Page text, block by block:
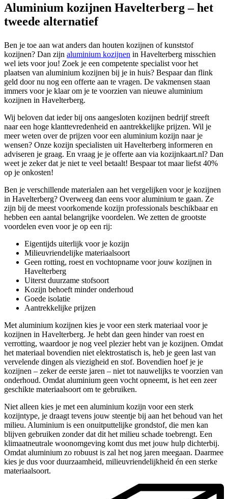
Aluminium kozijnen Havelterberg – het
tweede alternatief
Ben je toe aan wat anders dan houten kozijnen of kunststof
kozijnen? Dan zijn aluminium kozijnen in Havelterberg misschien
wel iets voor jou! Zoek je een competente specialist voor het
plaatsen van aluminium kozijnen bij je in huis? Bespaar dan flink
geld door nu nog een offerte aan te vragen. De vakmensen staan
immers voor je klaar om je te voorzien van nieuwe aluminium
kozijnen in Havelterberg.
Wij beloven dat ieder bij ons aangesloten kozijnen bedrijf streeft
naar een hoge klanttevredenheid en aantrekkelijke prijzen. Wil je
meer weten over de prijzen voor een aluminium kozijn naar je
wensen? Onze kozijn specialisten uit Havelterberg informeren en
adviseren je graag. En vraag je je offerte aan via kozijnkaart.nl? Dan
weet je zeker dat je niet te veel betaalt! Bespaar tot maar liefst 40%
op je onkosten!
Ben je verschillende materialen aan het vergelijken voor je kozijnen
in Havelterberg? Overweeg dan eens voor aluminium te gaan. Ze
zijn bij de meest voorkomende kozijn professionals beschikbaar en
hebben een aantal belangrijke voordelen. We zetten de grootste
voordelen even voor je op een rij:
Eigentijds uiterlijk voor je kozijn
Milieuvriendelijke materiaalsoort
Geen rotting, roest en vochtopname voor jouw kozijnen in
Havelterberg
Uiterst duurzame stofsoort
Kozijn behoeft minder onderhoud
Goede isolatie
Aantrekkelijke prijzen
Met aluminium kozijnen kies je voor een sterk materiaal voor je
kozijnen in Havelterberg. Je hebt dan geen hinder van roest en
verrotting, waardoor je nog veel plezier hebt van je kozijnen. Omdat
het materiaal bovendien niet elektrostatisch is, heb je geen last van
vervelende dingen als viezigheid en stof. Bovendien hoef je je
kozijnen – zeker de eerste jaren – niet tot nauwelijks te voorzien van
onderhoud. Omdat aluminium geen vocht opneemt, is het een zeer
geschikte materiaalsoort om te gebruiken.
Niet alleen kies je met een aluminium kozijn voor een sterk
kozijntype, je draagt tevens jouw steentje bij aan het behoud van het
milieu. Aluminium is een onuitputtelijke grondstof, die men kan
blijven gebruiken zonder dat dit het milieu schade toebrengt. Een
klimaatneutrale woonomgeving komt dus met jouw hulp dichterbij.
Omdat aluminium zo robuust is zal het nog jaren meegaan. Daarmee
kies je dus voor duurzaamheid, milieuvriendelijkheid én een sterke
materiaalsoort.